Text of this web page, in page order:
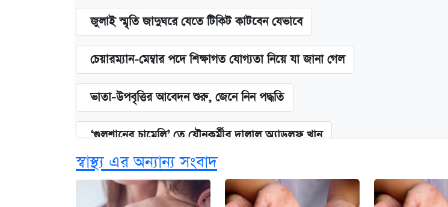
জুলাই স্মৃতি জাদুঘরে যেতে টিকিট কাটবেন যেভাবে
চেয়ারম্যান-মেম্বার পদে শিক্ষাগত যোগ্যতা নিয়ে যা জানা গেল
ভাতা-উপবৃত্তির আবেদন শুরু, জেনে নিন পদ্ধতি
‘গুলশানের চামেলি’ তে যৌনকর্মীর দালাল অ্যাডলফ খান
কবে শুরু হচ্ছে ঢাবির ভর্তি আবেদন, জানাল কর্তৃপক্ষ
স্বাস্থ্য এর অন্যান্য সংবাদ